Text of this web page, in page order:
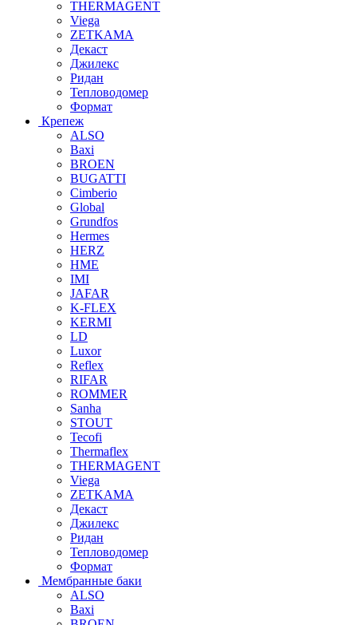
THERMAGENT
Viega
ZETKAMA
Декаст
Джилекс
Ридан
Тепловодомер
Формат
Крепеж
ALSO
Baxi
BROEN
BUGATTI
Cimberio
Global
Grundfos
Hermes
HERZ
HME
IMI
JAFAR
K-FLEX
KERMI
LD
Luxor
Reflex
RIFAR
ROMMER
Sanha
STOUT
Tecofi
Thermaflex
THERMAGENT
Viega
ZETKAMA
Декаст
Джилекс
Ридан
Тепловодомер
Формат
Мембранные баки
ALSO
Baxi